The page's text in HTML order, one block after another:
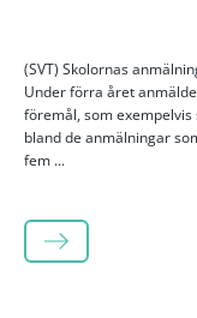
(SVT) Skolornas
Under förra året
föremål, som
bland de anmälningar
fem ...
LÄS MER